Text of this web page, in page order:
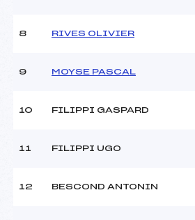
8 RIVES OLIVIER
9 MOYSE PASCAL
10 FILIPPI GASPARD
11 FILIPPI UGO
12 BESCOND ANTONIN